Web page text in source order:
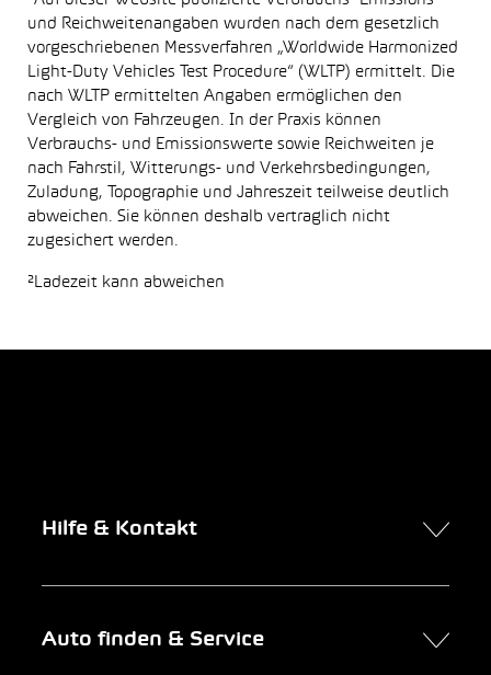
und Reichweitenangaben wurden nach dem gesetzlich
vorgeschriebenen Messverfahren „Worldwide Harmonized
Light-Duty Vehicles Test Procedure“ (WLTP) ermittelt. Die
nach WLTP ermittelten Angaben ermöglichen den
Vergleich von Fahrzeugen. In der Praxis können
Verbrauchs- und Emissionswerte sowie Reichweiten je
nach Fahrstil, Witterungs- und Verkehrsbedingungen,
Zuladung, Topographie und Jahreszeit teilweise deutlich
abweichen. Sie können deshalb vertraglich nicht
zugesichert werden.
²Ladezeit kann abweichen
Hilfe & Kontakt
Auto finden & Service